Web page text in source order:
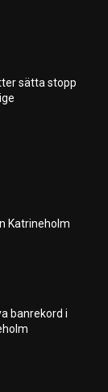
sätta stopp
Katrineholm
banrekord i